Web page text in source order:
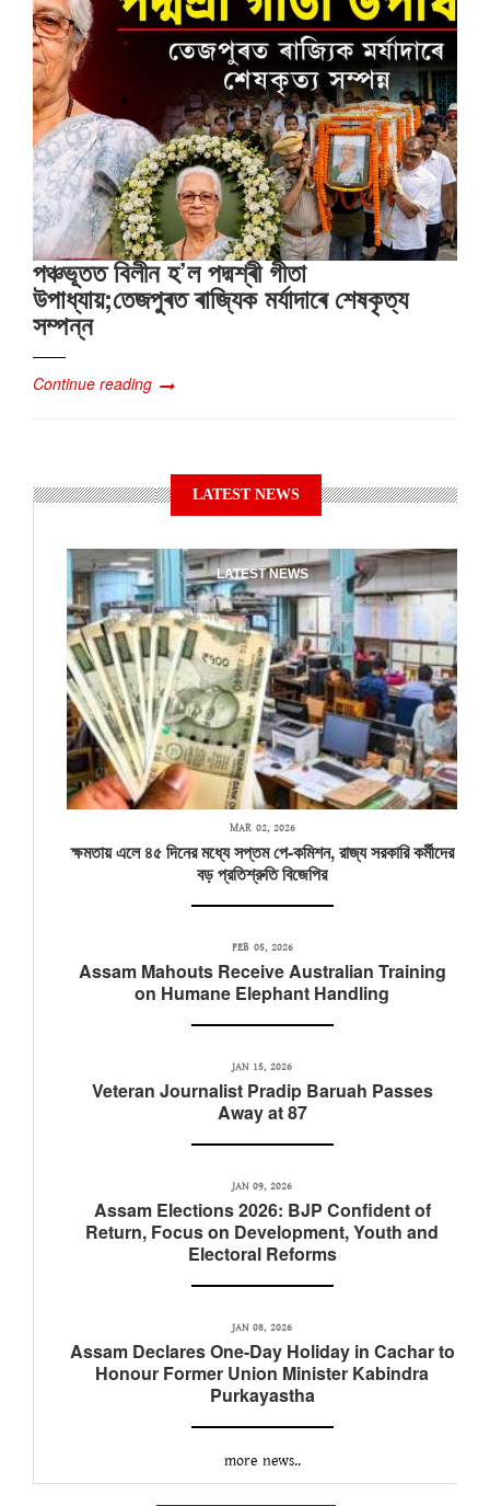
পঞ্চভূতত বিলীন হ’ল পদ্মশ্ৰী গীতা
উপাধ্যায়;তেজপুৰত ৰাজ্যিক মৰ্যাদাৰে শেষকৃত্য
সম্পন্ন
Continue reading
LATEST NEWS
LATEST NEWS
MAR 02, 2026
ক্ষমতায় এলে ৪৫ দিনের মধ্যে সপ্তম পে-কমিশন, রাজ্য সরকারি কর্মীদের
বড় প্রতিশ্রুতি বিজেপির
FEB 05, 2026
Assam Mahouts Receive Australian Training
on Humane Elephant Handling
JAN 15, 2026
Veteran Journalist Pradip Baruah Passes
Away at 87
JAN 09, 2026
Assam Elections 2026: BJP Confident of
Return, Focus on Development, Youth and
Electoral Reforms
JAN 08, 2026
Assam Declares One-Day Holiday in Cachar to
Honour Former Union Minister Kabindra
Purkayastha
more news..